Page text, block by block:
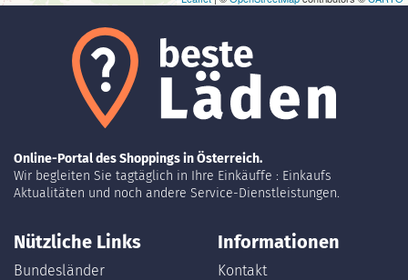
Online-Portal des Shoppings in Österreich.
Wir begleiten Sie tagtäglich in Ihre Einkäuffe : Einkaufs
Aktualitäten und noch andere Service-Dienstleistungen.
Nützliche Links
Bundesländer
Informationen
Kontakt